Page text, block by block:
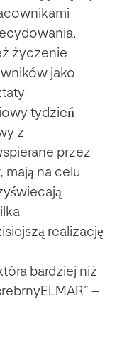
życzenie
jako
tydzień
z
przez
na celu
realizację
bardziej niż
–